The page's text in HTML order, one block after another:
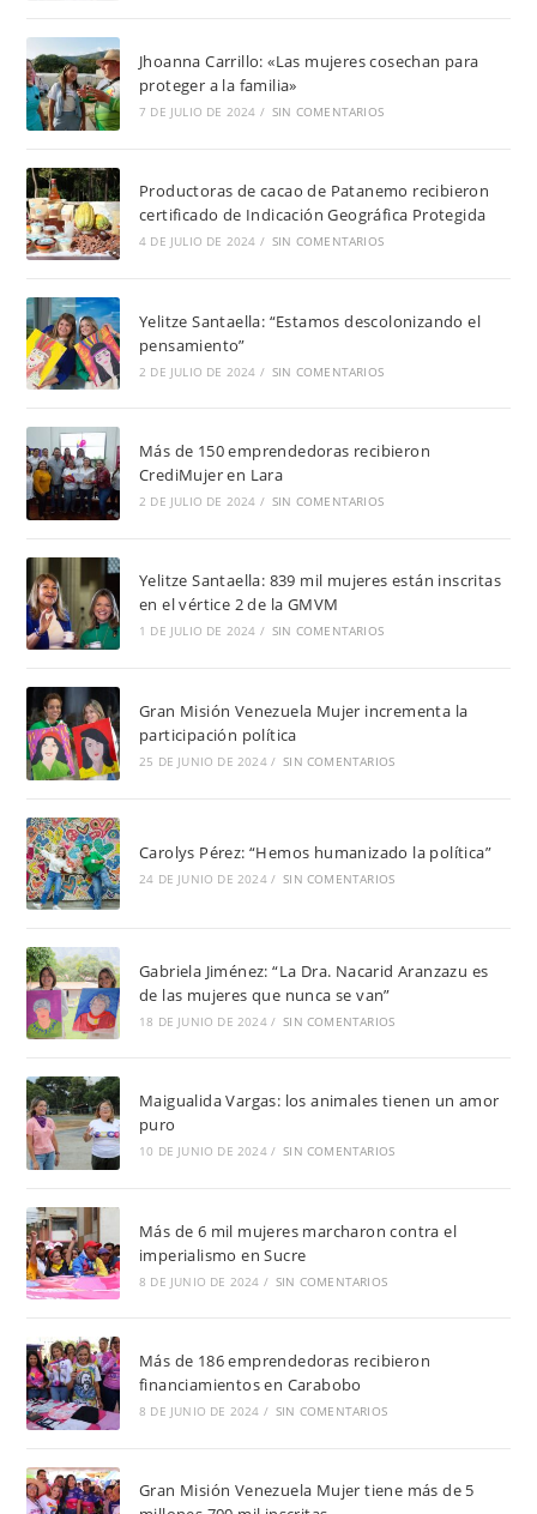
Jhoanna Carrillo: «Las mujeres cosechan para
proteger a la familia»
7 DE JULIO DE 2024 / SIN COMENTARIOS
Productoras de cacao de Patanemo recibieron
certificado de Indicación Geográfica Protegida
4 DE JULIO DE 2024 / SIN COMENTARIOS
Yelitze Santaella: “Estamos descolonizando el
pensamiento”
2 DE JULIO DE 2024 / SIN COMENTARIOS
Más de 150 emprendedoras recibieron
CrediMujer en Lara
2 DE JULIO DE 2024 / SIN COMENTARIOS
Yelitze Santaella: 839 mil mujeres están inscritas
en el vértice 2 de la GMVM
1 DE JULIO DE 2024 / SIN COMENTARIOS
Gran Misión Venezuela Mujer incrementa la
participación política
25 DE JUNIO DE 2024 / SIN COMENTARIOS
Carolys Pérez: “Hemos humanizado la política”
24 DE JUNIO DE 2024 / SIN COMENTARIOS
Gabriela Jiménez: “La Dra. Nacarid Aranzazu es
de las mujeres que nunca se van”
18 DE JUNIO DE 2024 / SIN COMENTARIOS
Maigualida Vargas: los animales tienen un amor
puro
10 DE JUNIO DE 2024 / SIN COMENTARIOS
Más de 6 mil mujeres marcharon contra el
imperialismo en Sucre
8 DE JUNIO DE 2024 / SIN COMENTARIOS
Más de 186 emprendedoras recibieron
financiamientos en Carabobo
8 DE JUNIO DE 2024 / SIN COMENTARIOS
Gran Misión Venezuela Mujer tiene más de 5